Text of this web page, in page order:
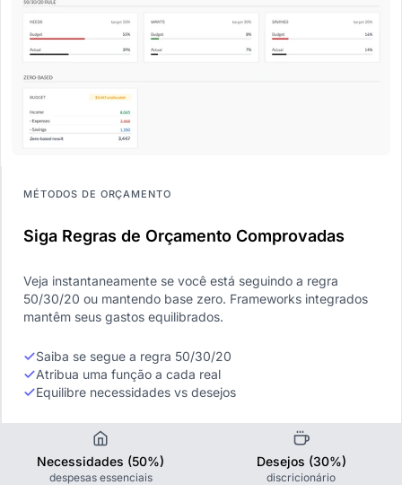
MÉTODOS DE ORÇAMENTO
Siga Regras de Orçamento Comprovadas
Veja instantaneamente se você está seguindo a regra
50/30/20 ou mantendo base zero. Frameworks integrados
mantêm seus gastos equilibrados.
Saiba se segue a regra 50/30/20
Atribua uma função a cada real
Equilibre necessidades vs desejos
Necessidades (50%)
despesas essenciais
Desejos (30%)
discricionário